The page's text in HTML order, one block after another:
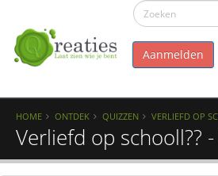
Aanmelden
HOME ONTDEK QUIZZEN VERLIEFD OP
Verliefd op schooll??